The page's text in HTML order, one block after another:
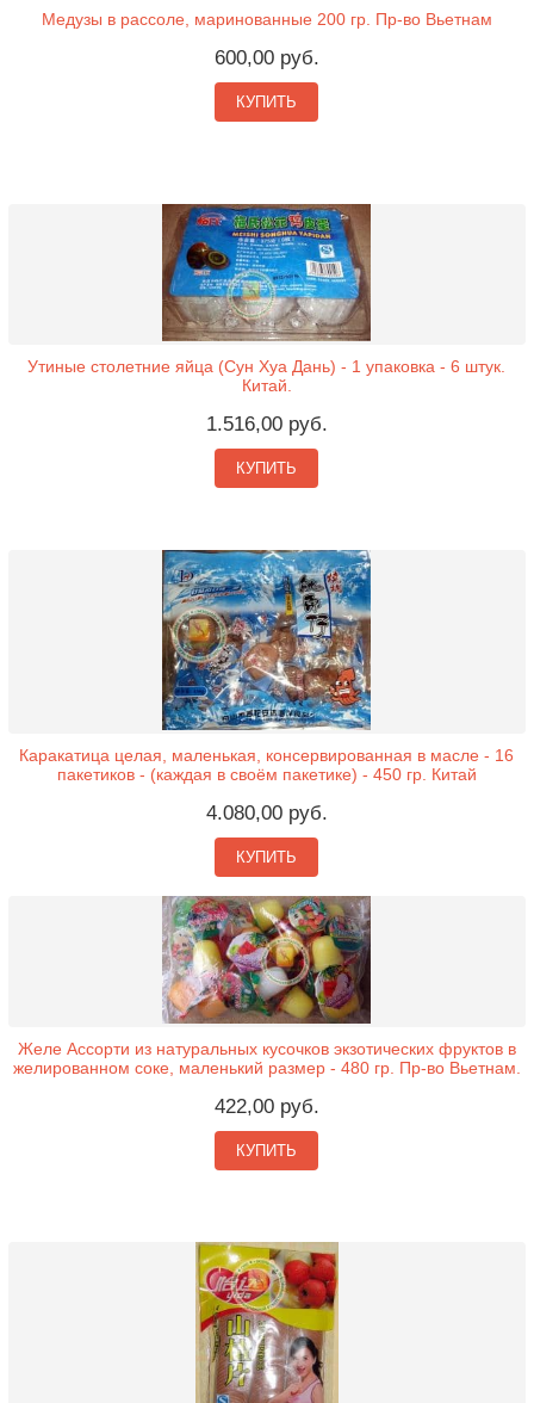
Медузы в рассоле, маринованные 200 гр. Пр-во Вьетнам
600,00 руб.
КУПИТЬ
Утиные столетние яйца (Сун Хуа Дань) - 1 упаковка - 6 штук.
Китай.
1.516,00 руб.
КУПИТЬ
Каракатица целая, маленькая, консервированная в масле - 16
пакетиков - (каждая в своём пакетике) - 450 гр. Китай
4.080,00 руб.
КУПИТЬ
Желе Ассорти из натуральных кусочков экзотических фруктов в
желированном соке, маленький размер - 480 гр. Пр-во Вьетнам.
422,00 руб.
КУПИТЬ